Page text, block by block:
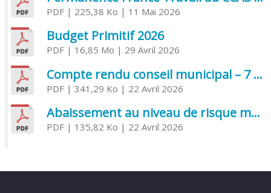
PDF| 225,38 Ko | 11 Mai 2026
Budget Primitif 2026
PDF| 16,85 Mo | 29 Avril 2026
Compte rendu conseil municipal – 7 avril 2026
PDF| 341,29 Ko | 22 Avril 2026
Abaissement au niveau de risque modéré de l’Influenza aviaire
PDF| 135,82 Ko | 22 Avril 2026